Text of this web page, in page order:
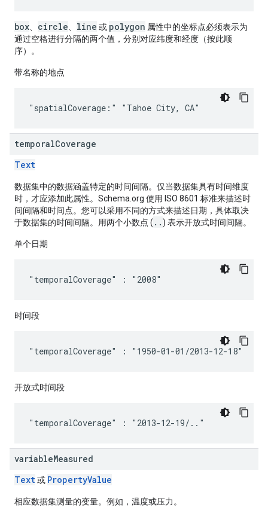
box circle line 或 polygon 属性中的坐标点必须表示为
通过空格进行分隔的两个值，分别对应纬度和经度（按此顺
序）。
带名称的地点
"spatialCoverage:" "Tahoe City, CA"
temporalCoverage
Text
数据集中的数据涵盖特定的时间间隔。仅当数据集具有时间维度
时，才应添加此属性。Schema.org 使用 ISO 8601 标准来描述时
间间隔和时间点。您可以采用不同的方式来描述日期，具体取决
于数据集的时间间隔。用两个小数点 ( ..) 表示开放式时间间隔。
单个日期
"temporalCoverage" : "2008"
时间段
"temporalCoverage" : "1950-01-01/2013-12-18"
开放式时间段
"temporalCoverage" : "2013-12-19/.."
variableMeasured
Text或 PropertyValue
相应数据集测量的变量。例如，温度或压力。